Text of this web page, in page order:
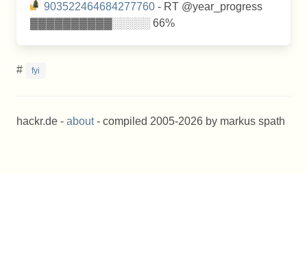
903522464684277760 - RT @year_progress
▓▓▓▓▓▓▓▓▓▓░░░░░ 66%
# fyi
hackr.de - about- compiled 2005-2026 by markus spath